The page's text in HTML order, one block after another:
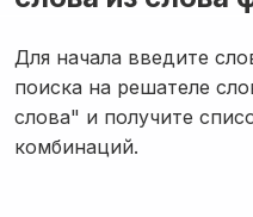
Для начала введите
поиска на решателе
слова" и получите
комбинаций.